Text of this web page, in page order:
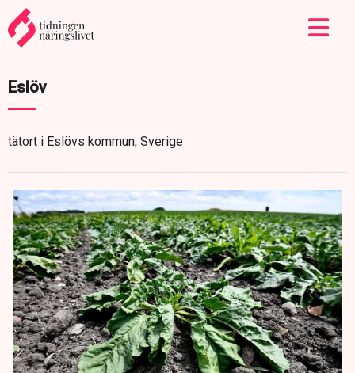
Eslöv
tätort i Eslövs kommun, Sverige